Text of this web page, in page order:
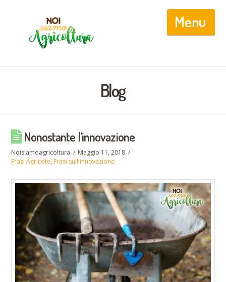
Blog
Nonostante l’innovazione
Noisiamoagricoltura
Maggio 11, 2018
Frasi Agricole,Frasi sull'innovazione